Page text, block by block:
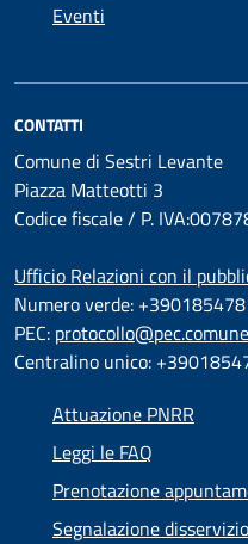
Eventi
CONTATTI
Comune di Sestri Levante
Piazza Matteotti 3
Codice fiscale / P.
Ufficio Relazioni con il
Numero verde:
PEC:
Centralino unico:
Attuazione PNRR
Leggi le FAQ
Prenotazione
Segnalazione disservizio